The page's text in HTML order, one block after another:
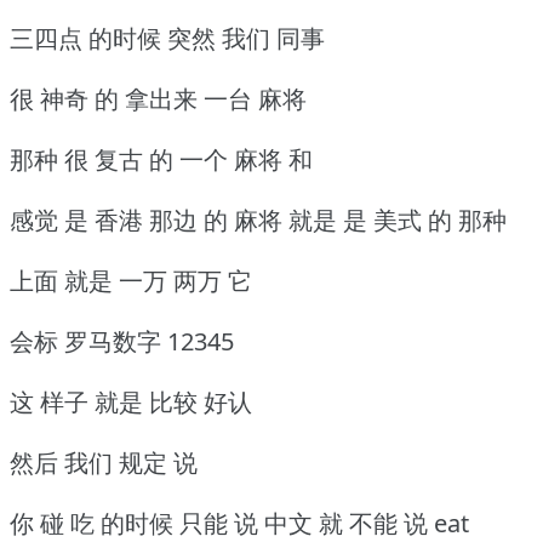
三四点 的时候 突然 我们 同事
很 神奇 的 拿出来 一台 麻将
那种 很 复古 的 一个 麻将 和
感觉 是 香港 那边 的 麻将 就是 是 美式 的 那种
上面 就是 一万 两万 它
会标 罗马数字 12345
这 样子 就是 比较 好认
然后 我们 规定 说
你 碰 吃 的时候 只能 说 中文 就 不能 说 eat